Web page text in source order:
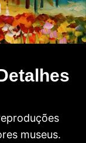
museus.